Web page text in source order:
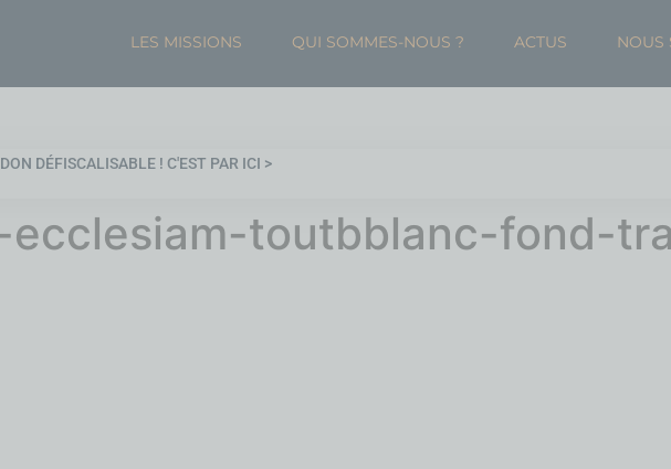
LES MISSIONS QUI SOMMES-NOUS ? ACTUS NOUS
DÉFISCALISABLE ! C'EST PAR ICI >
toutbblanc-fond-